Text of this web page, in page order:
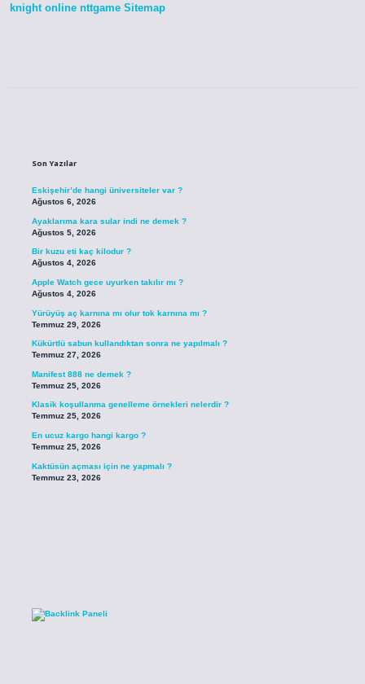
knight online nttgame Sitemap
Son Yazılar
Eskişehir’de hangi üniversiteler var ?
Ağustos 6, 2026
Ayaklarıma kara sular indi ne demek ?
Ağustos 5, 2026
Bir kuzu eti kaç kilodur ?
Ağustos 4, 2026
Apple Watch gece uyurken takılır mı ?
Ağustos 4, 2026
Yürüyüş aç karnına mı olur tok karnına mı ?
Temmuz 29, 2026
Kükürtlü sabun kullandıktan sonra ne yapılmalı ?
Temmuz 27, 2026
Manifest 888 ne demek ?
Temmuz 25, 2026
Klasik koşullanma genelleme örnekleri nelerdir ?
Temmuz 25, 2026
En ucuz kargo hangi kargo ?
Temmuz 25, 2026
Kaktüsün açması için ne yapmalı ?
Temmuz 23, 2026